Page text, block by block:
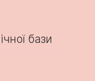
бази